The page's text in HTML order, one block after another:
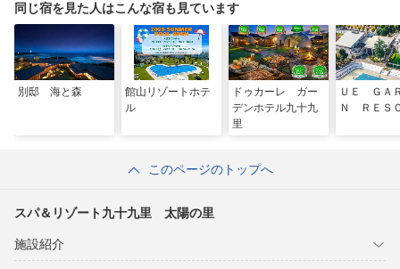
同じ宿を見た人はこんな宿も見ています
別邸 海と森
館山リゾートホテ
ル
ドゥカーレ ガー
デンホテル九十九
里
ＵＥ ＧＡ
Ｎ ＲＥＳ
このページのトップへ
スパ＆リゾート九十九里 太陽の里
施設紹介